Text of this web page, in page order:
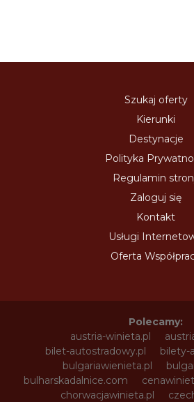
Szukaj oferty
Kierunki
Destynacje
Polityka
Regulamin
Zaloguj się
Kontakt
Usługi
Oferta
Polecamy:
austria-winieta.pl
bilet-autostradowy.pl
bilety-
bulgariawienieta.pl
bulharskadalnice.com
chorwacjawinieta.pl